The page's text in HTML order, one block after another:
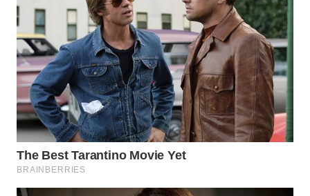
KALTIM
WN
SULSEL
WN
GORONTALO
WN
SULUT